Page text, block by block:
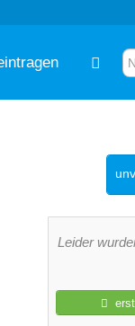
Leider